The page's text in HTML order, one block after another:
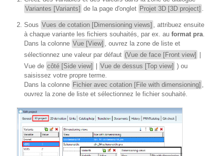
Variantes [Variants] de la page d'onglet Projet 3D [3D project] .
Sous Vues de cotation [Dimensioning views] , attribuez ensuite
à chaque variante les fichiers souhaités, par ex. au format pra.
Dans la colonne Vue [View] , ouvrez la zone de liste et
sélectionnez une valeur par défaut (Vue de face [Front view]
Vue de côté [Side view] Vue de dessus [Top view] ) ou
saisissez votre propre terme.
Dans la colonne Fichier avec cotation [File with dimensioning] ,
ouvrez la zone de liste et sélectionnez le fichier souhaité.